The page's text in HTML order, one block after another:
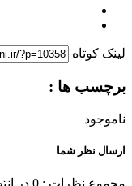
لینک کوتاه
برچسب ها :
ناموجود
ارسال نظر شما
مجموع نظرات : 0 در